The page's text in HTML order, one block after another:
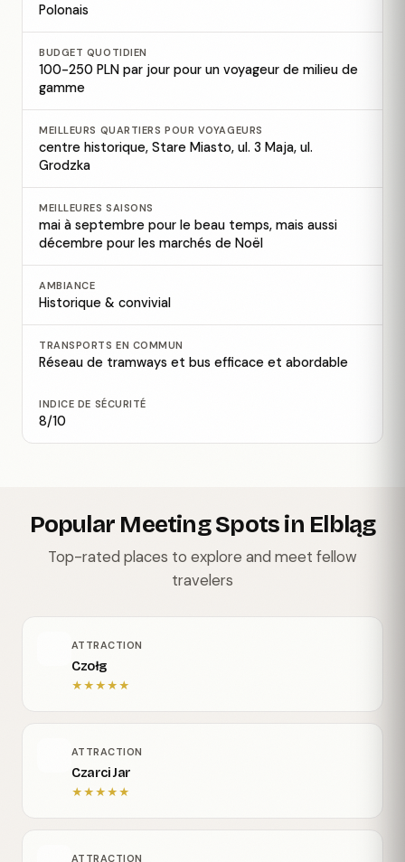
Polonais
BUDGET QUOTIDIEN
100-250 PLN par jour pour un voyageur de milieu de
gamme
MEILLEURS QUARTIERS POUR VOYAGEURS
centre historique, Stare Miasto, ul. 3 Maja, ul.
Grodzka
MEILLEURES SAISONS
mai à septembre pour le beau temps, mais aussi
décembre pour les marchés de Noël
AMBIANCE
Historique & convivial
TRANSPORTS EN COMMUN
Réseau de tramways et bus efficace et abordable
INDICE DE SÉCURITÉ
8/10
Popular Meeting Spots in Elbląg
Top-rated places to explore and meet fellow
travelers
ATTRACTION
Czołg
★★★★★
ATTRACTION
Czarci Jar
★★★★★
ATTRACTION